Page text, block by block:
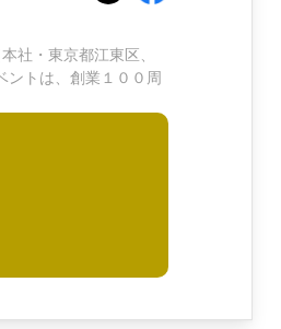
社・東京都江東区、
トは、創業１００周